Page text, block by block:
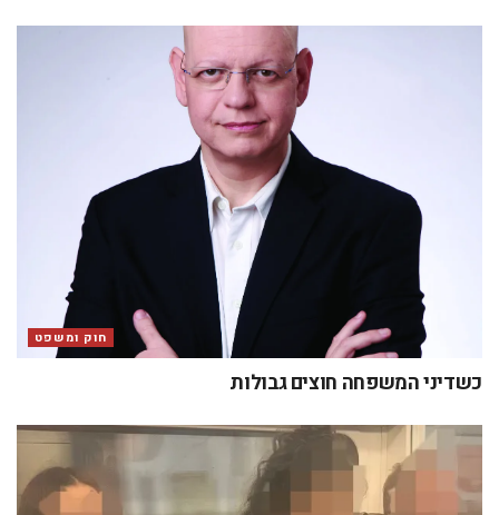
חוק ומשפט
כשדיני המשפחה חוצים גבולות